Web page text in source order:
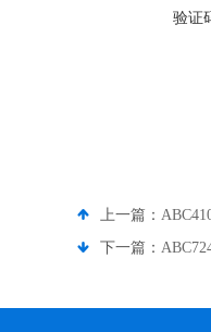
验证
上一篇：
下一篇：